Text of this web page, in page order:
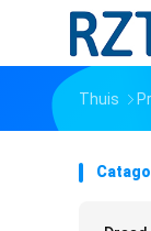
Thuis